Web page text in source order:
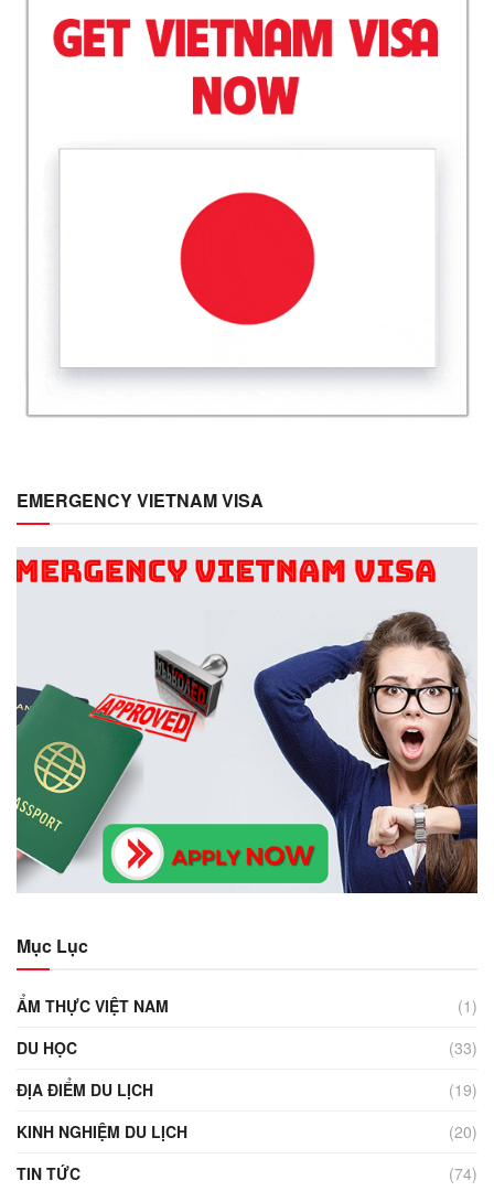
EMERGENCY VIETNAM VISA
Mục Lục
ẨM THỰC VIỆT NAM
(1)
DU HỌC
(33)
ĐỊA ĐIỂM DU LỊCH
(19)
KINH NGHIỆM DU LỊCH
(20)
TIN TỨC
(74)